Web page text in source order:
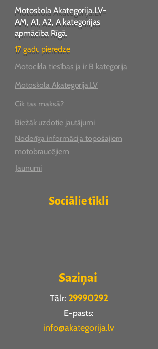
Motoskola Akategorija.LV-
AM, A1, A2, A kategorijas
apmācība Rīgā.
17 gadu pieredze
Motocikla tiesības ja ir B kategorija
Motoskola Akategorija.LV
Cik tas maksā?
Biežāk uzdotie jautājumi
Noderīga informācija topošajiem
motobraucējiem
Jaunumi
Sociālie tīkli
Saziņai
Tālr: 29990292
E-pasts:
info@akategorija.lv